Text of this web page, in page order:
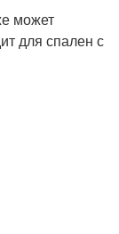
может
для спален с